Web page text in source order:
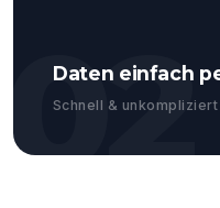
02
Daten einfach
Schnell & unkompliziert